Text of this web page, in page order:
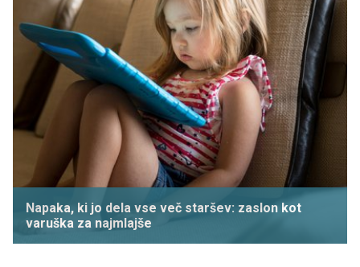
Napaka, ki jo dela vse več staršev: zaslon kot
varuška za najmlajše